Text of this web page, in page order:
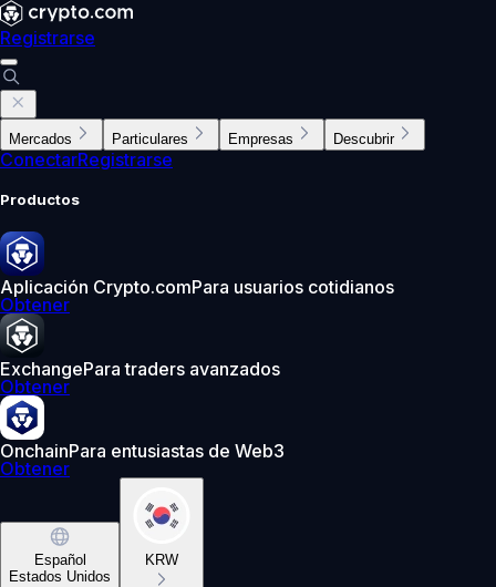
Registrarse
Mercados Particulares Empresas Descubrir
ConectarRegistrarse
Productos
Aplicación Crypto.comPara usuarios cotidianos
Obtener
ExchangePara traders avanzados
Obtener
OnchainPara entusiastas de Web3
Obtener
Español
Estados Unidos
KRW